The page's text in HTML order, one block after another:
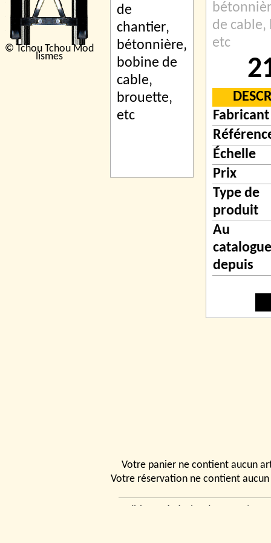
© Tchou Tchou Mod
lismes
de
etc
Fabricant
Échelle
Prix
Type de
produit
Au
catalogue
depuis
Votre panier ne contient aucun
Votre réservation ne contient